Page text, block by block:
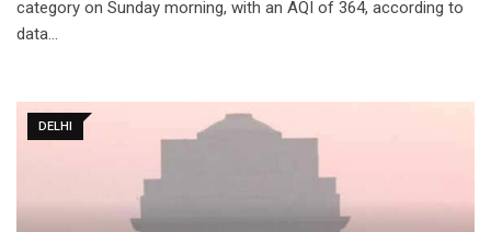
category on Sunday morning, with an AQI of 364, according to
data…
DELHI